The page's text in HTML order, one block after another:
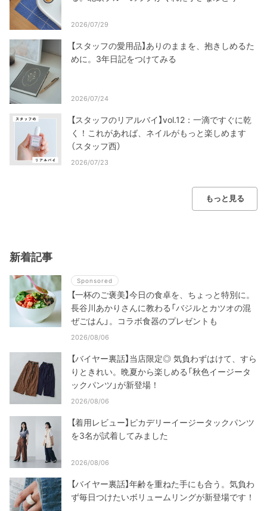
2026/07/29
【スタッフの愛用品】ありのままを、抱きしめるた
めに。3年日記をつけてみる
2026/07/24
【スタッフのリアルバイ】vol.12：一滴ですぐに乾
く！これがあれば、ネイルがもっと楽しめます
（スタッフ西）
2026/07/23
もっと見る
新着記事
Sponsored
【一杯のご褒美】今日の食卓を、ちょっと特別に。
長谷川あかりさんに教わる「バジルとカツオの混
ぜごはん」。コラボ食器のプレゼントも
2026/08/06
【バイヤー裏話】当店限定◎ 気負わずはけて、すら
りときれい。晩夏から楽しめる「秋色イージータ
ックパンツ」が新登場！
2026/08/06
【着用レビュー】ピカデリーイージータックパンツ
を3名が試着してみました
2026/08/06
【バイヤー裏話】年齢を重ねた手にも合う。気負わ
ず毎日つけたいボリュームリングが新登場です！